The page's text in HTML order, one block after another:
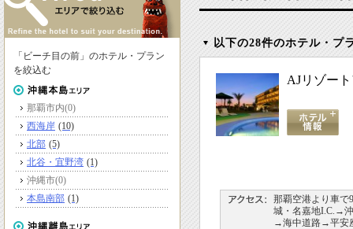
以下の28件のホテル・プ
AJリゾー
那覇空港より車
城・名嘉地I.C.→
→海中道路→平安
「ビーチ目の前」のホテル・プラン
を絞込む
那覇市内(0)
西海岸 (10)
北部 (5)
北谷・宜野湾 (1)
沖縄市(0)
本島南部 (1)